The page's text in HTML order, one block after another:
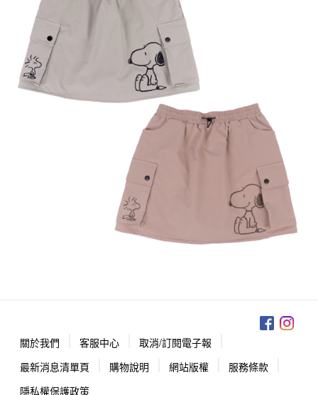
關於我們 客服中心
取消/訂閱電子報
最新消息清單頁
購物說明 網站版權
服務條款
隱私權保護政策